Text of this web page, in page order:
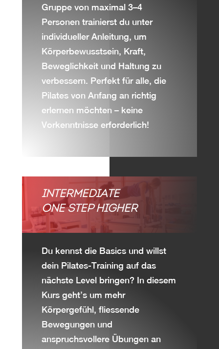
Gruppe von maximal 3–4
Personen trainierst du unter
individueller Anleitung, um
Körperbewusstsein, Kraft,
Beweglichkeit und Haltung zu
verbessern. Perfekt für alle, die
Pilates von Anfang an richtig
erlernen möchten – keine
Vorkenntnisse erforderlich!
INTERMEDIATE
ONE STEP HIGHER
Du kennst die Basics und willst
dein Pilates-Training auf das
nächste Level bringen? In diesem
Kurs geht’s um mehr
Körpergefühl, fliessende
Bewegungen und
anspruchsvollere Übungen an